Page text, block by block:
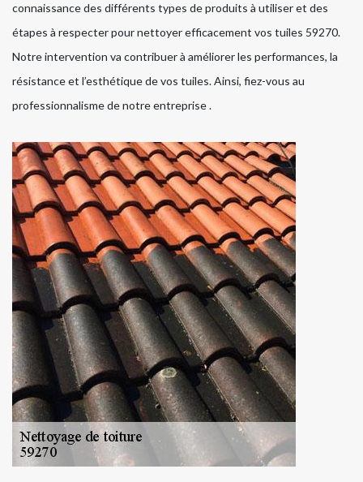
connaissance des différents types de produits à utiliser et des
étapes à respecter pour nettoyer efficacement vos tuiles 59270.
Notre intervention va contribuer à améliorer les performances, la
résistance et l’esthétique de vos tuiles. Ainsi, fiez-vous au
professionnalisme de notre entreprise .